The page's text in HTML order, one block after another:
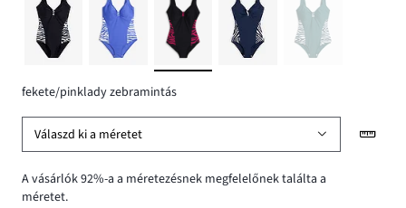
fekete/pinklady zebramintás
Válaszd ki a méretet
A vásárlók 92%-a a méretezésnek megfelelőnek találta a
méretet.